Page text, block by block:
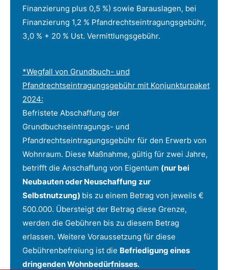
Finanzierung plus 0,5 %) sowie Barauslagen, bei
Finanzierung 1,2 % Pfandrechtseintragungsgebühr,
3,0 % + 20 % Ust. Vermittlungsgebühr.
*Wegfall von Grundbuch- und
Pfandrechtseintragungsgebühr mit Konjunkturpaket
2024:
Befristete Abschaffung der
Grundbuchseintragungs- und
Pfandrechtseintragungsgebühr für den Erwerb von
Wohnraum. Diese Maßnahme, gültig für zwei Jahre,
betrifft die Anschaffung von Eigentum (nur bei
Neubauten oder Neuschaffung zur
Selbstnutzung) bis zu einem Betrag von jeweils €
500.000. Übersteigt der Betrag diese Grenze,
werden die Gebühren bis zu diesem Betrag
erlassen. Weitere Voraussetzung für diese
Gebührenbefreiung ist die Befriedigung eines
dringenden Wohnbedürfnisses.